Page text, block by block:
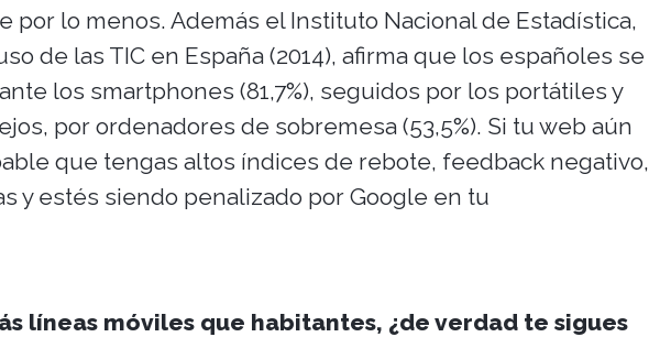
por lo menos. Además el Instituto Nacional de Estadística,
de las TIC en España (2014), afirma que los españoles se
los smartphones (81,7%), seguidos por los portátiles y
por ordenadores de sobremesa (53,5%). Si tu web aún
que tengas altos índices de rebote, feedback negativo,
y estés siendo penalizado por Google en tu
líneas móviles que habitantes, ¿de verdad te sigues